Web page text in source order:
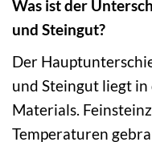
Was ist der
und Steingut?
Der
und Steingut liegt
Materials.
Temperaturen